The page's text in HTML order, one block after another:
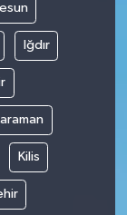
Iğdır
Kilis